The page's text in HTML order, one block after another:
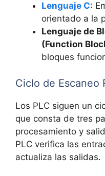
Lenguaje C:
orientado a la
Lenguaje de
(Function
bloques
Ciclo de Escaneo
Los PLC siguen un
que consta de tres
procesamiento y
PLC verifica las
actualiza las salidas.